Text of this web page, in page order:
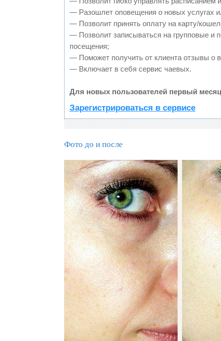
— Разошлет оповещения о новых услугах
— Позволит принять оплату на карту/
— Позволит записываться на групповые и
посещения;
— Поможет получить от клиента отзывы о
— Включает в себя сервис чаевых.
Для новых пользователей первый
Зарегистрироваться в сервисе
Фото до и после